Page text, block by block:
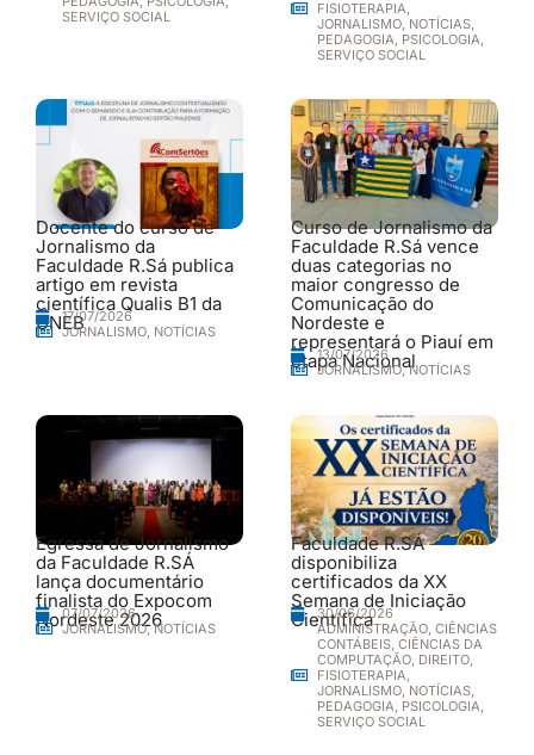
SERVIÇO SOCIAL
FISIOTERAPIA,
JORNALISMO, NOTÍCIAS,
PEDAGOGIA, PSICOLOGIA,
SERVIÇO SOCIAL
Docente do curso de
Jornalismo da
Faculdade R.Sá publica
artigo em revista
científica Qualis B1 da
UNEB17/07/2026
JORNALISMO, NOTÍCIAS
Curso de Jornalismo da
Faculdade R.Sá vence
duas categorias no
maior congresso de
Comunicação do
Nordeste e
representará o Piauí em
etapa Nacional
13/07/2026
JORNALISMO,NOTÍCIAS
Egressa de Jornalismo
da Faculdade R.SÁ
lança documentário
finalista do Expocom
Nordeste 2026
07/07/2026
JORNALISMO,NOTÍCIAS
Faculdade R.SÁ
disponibiliza
certificados da XX
Semana de Iniciação
Científica
30/06/2026
ADMINISTRAÇÃO CIÊNCIAS
CONTÁBEIS CIÊNCIAS DA
COMPUTAÇÃO DIREITO
FISIOTERAPIA
JORNALISMO NOTÍCIAS
PEDAGOGIA PSICOLOGIA
SERVIÇO SOCIAL